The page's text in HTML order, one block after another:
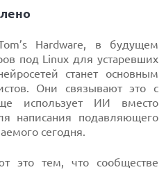
Hardware, в будущем
под Linux для устаревших
станет основным
Они связывают это с
использует ИИ вместо
написания подавляющего
сегодня.
это тем, что сообществе